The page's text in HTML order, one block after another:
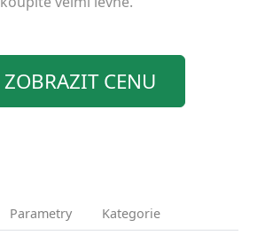
ZOBRAZIT CENU
Parametry Kategorie